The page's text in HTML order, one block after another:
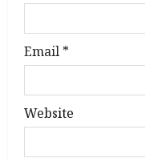
Email *
Website